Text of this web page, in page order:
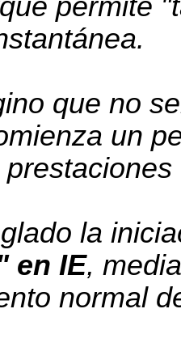
que no
un
la
en IE,
normal